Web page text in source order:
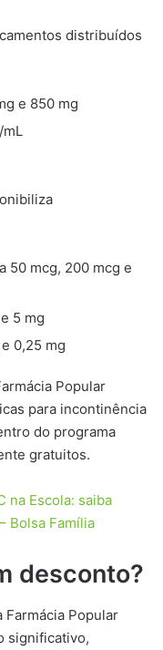
distribuídos
e 850 mg
mL
50 mcg, 200 mcg e
5 mg
0,25 mg
Popular
para incontinência
do programa
gratuitos.
na Escola: saiba
Bolsa Família
desconto?
Popular
significativo,